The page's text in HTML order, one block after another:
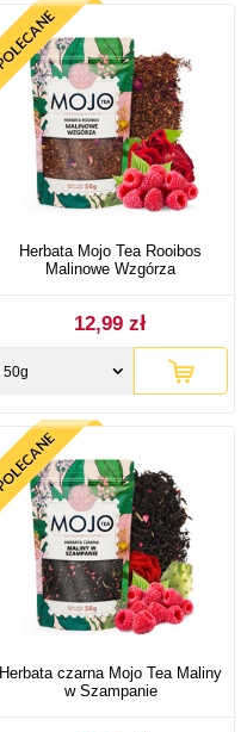
Herbata Mojo Tea Rooibos
Malinowe Wzgórza
12,99 zł
50g
Herbata czarna Mojo Tea Maliny
w Szampanie